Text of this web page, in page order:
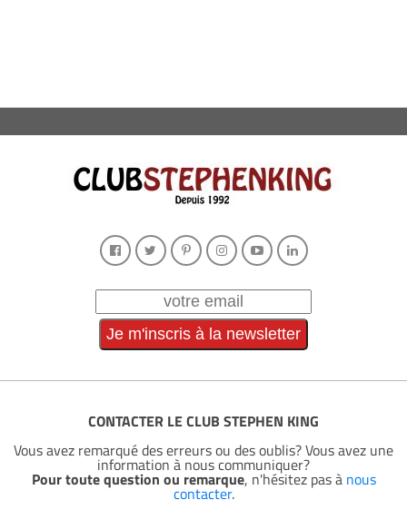
CONTACTER LE CLUB STEPHEN KING
Vous avez remarqué des erreurs ou des oublis? Vous avez une
information à nous communiquer?
Pour toute question ou remarque, n'hésitez pas à nous
contacter.